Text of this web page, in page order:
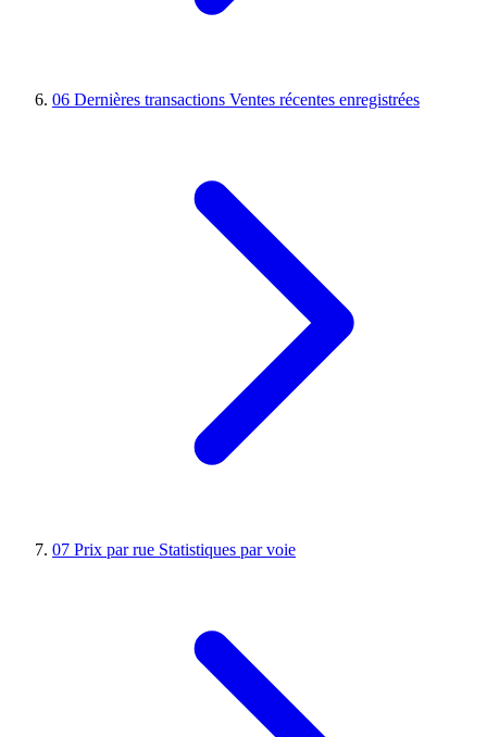
06 Dernières transactions Ventes récentes enregistrées
07 Prix par rue Statistiques par voie